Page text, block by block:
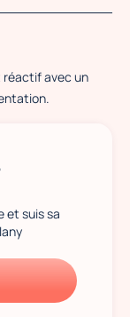
réactif avec un
et suis sa